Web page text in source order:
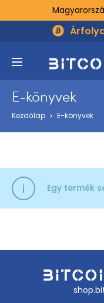
E-könyvek
Kezdőlap E-könyvek
Egy termék